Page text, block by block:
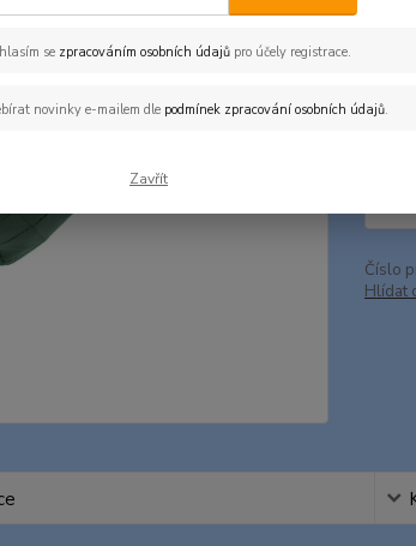
Číslo
Hlídat
se zpracováním osobních údajůpro účely registrace.
novinky e-mailem dle podmínek zpracování osobních údajů.
Zavřít